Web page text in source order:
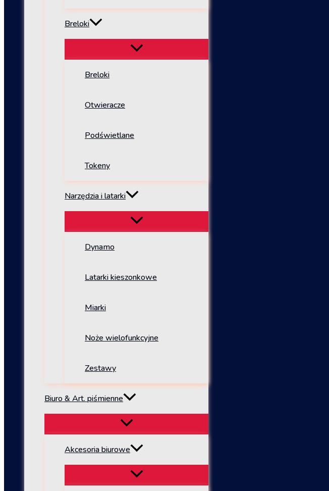
Breloki
Breloki
Otwieracze
Podświetlane
Tokeny
Narzędzia i latarki
Dynamo
Latarki kieszonkowe
Miarki
Noże wielofunkcyjne
Zestawy
Biuro & Art. piśmienne
Akcesoria biurowe